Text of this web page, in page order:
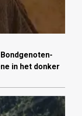
in het donker